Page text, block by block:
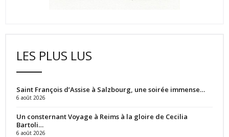
LES PLUS LUS
Saint François d’Assise à Salzbourg, une soirée immense…
6 août 2026
Un consternant Voyage à Reims à la gloire de Cecilia
Bartoli…
6 août 2026